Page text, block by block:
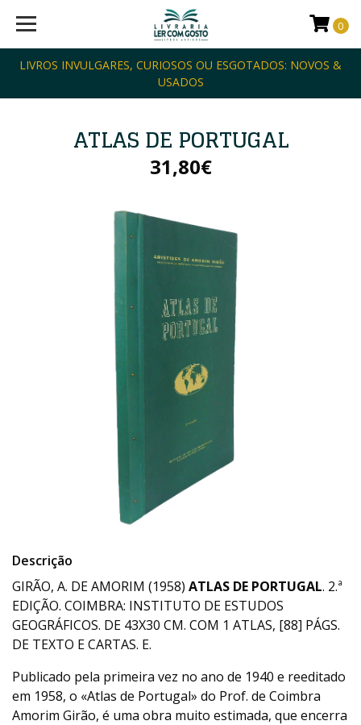
LIVROS INVULGARES, CURIOSOS OU ESGOTADOS: NOVOS &
USADOS
0
ATLAS DE PORTUGAL
31,80€
Descrição
GIRÃO, A. DE AMORIM (1958) ATLAS DE PORTUGAL. 2.ª
EDIÇÃO. COIMBRA: INSTITUTO DE ESTUDOS
GEOGRÁFICOS. DE 43X30 CM. COM 1 ATLAS, [88] PÁGS.
DE TEXTO E CARTAS. E.
Publicado pela primeira vez no ano de 1940 e reeditado
em 1958, o «Atlas de Portugal» do Prof. de Coimbra
Amorim Girão, é uma obra muito estimada, que encerra